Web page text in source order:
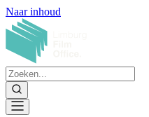
Naar inhoud